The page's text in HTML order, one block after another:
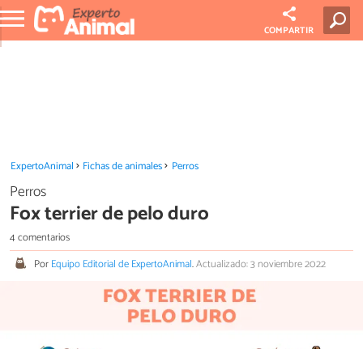
COMPARTIR
ExpertoAnimal Fichas de animales Perros
Perros
Fox terrier de pelo duro
4 comentarios
PorEquipo Editorial de ExpertoAnimal.Actualizado: 3 noviembre 2022